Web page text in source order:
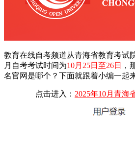
教育在线自考频道从青海省教育考试
月自考考试时间为10月25日至26日
，
名官网是哪个？下面就跟着小编一起
点击进入： 2025年10月青海